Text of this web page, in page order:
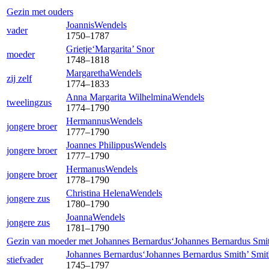
Gezin met ouders
vader
JoannisWendels
1750–1787
moeder
Grietje‘Margarita’ Snor
1748–1818
zij zelf
MargarethaWendels
1774–1833
tweelingzus
Anna Margarita WilhelminaWendels
1774–1790
jongere broer
HermannusWendels
1777–1790
jongere broer
Joannes PhilippusWendels
1777–1790
jongere broer
HermanusWendels
1778–1790
jongere zus
Christina HelenaWendels
1780–1790
jongere zus
JoannaWendels
1781–1790
Gezin van moeder met Johannes Bernardus‘Johannes Bernardus
stiefvader
Johannes Bernardus‘Johannes Bernardus Smith’
1745–1797